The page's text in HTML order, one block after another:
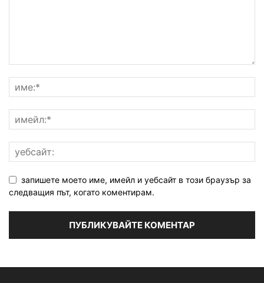
запишете моето име, имейл и уебсайт в този браузър за
следващия път, когато коментирам.